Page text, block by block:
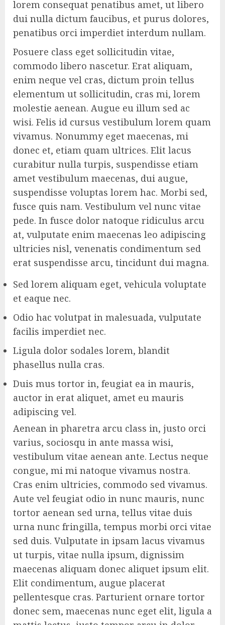
lorem consequat penatibus amet, ut libero
dui nulla dictum faucibus, et purus dolores,
penatibus orci imperdiet interdum nullam.
Posuere class eget sollicitudin vitae,
commodo libero nascetur. Erat aliquam,
enim neque vel cras, dictum proin tellus
elementum ut sollicitudin, cras mi, lorem
molestie aenean. Augue eu illum sed ac
wisi. Felis id cursus vestibulum lorem quam
vivamus. Nonummy eget maecenas, mi
donec et, etiam quam ultrices. Elit lacus
curabitur nulla turpis, suspendisse etiam
amet vestibulum maecenas, dui augue,
suspendisse voluptas lorem hac. Morbi sed,
fusce quis nam. Vestibulum vel nunc vitae
pede. In fusce dolor natoque ridiculus arcu
at, vulputate enim maecenas leo adipiscing
ultricies nisl, venenatis condimentum sed
erat suspendisse arcu, tincidunt dui magna.
Sed lorem aliquam eget, vehicula voluptate
et eaque nec.
Odio hac volutpat in malesuada, vulputate
facilis imperdiet nec.
Ligula dolor sodales lorem, blandit
phasellus nulla cras.
Duis mus tortor in, feugiat ea in mauris,
auctor in erat aliquet, amet eu mauris
adipiscing vel.
Aenean in pharetra arcu class in, justo orci
varius, sociosqu in ante massa wisi,
vestibulum vitae aenean ante. Lectus neque
congue, mi mi natoque vivamus nostra.
Cras enim ultricies, commodo sed vivamus.
Aute vel feugiat odio in nunc mauris, nunc
tortor aenean sed urna, tellus vitae duis
urna nunc fringilla, tempus morbi orci vitae
sed duis. Vulputate in ipsam lacus vivamus
ut turpis, vitae nulla ipsum, dignissim
maecenas aliquam donec aliquet ipsum elit.
Elit condimentum, augue placerat
pellentesque cras. Parturient ornare tortor
donec sem, maecenas nunc eget elit, ligula a